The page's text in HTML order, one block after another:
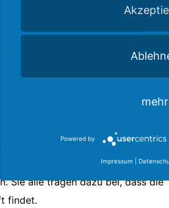
wichtig die wissenschaftliche und
und NRW wirken
der Mission bei: Ob
westfälische Unternehmen
Sie alle tragen dazu bei, dass die
findet.
mehr
Powered by
Impressum